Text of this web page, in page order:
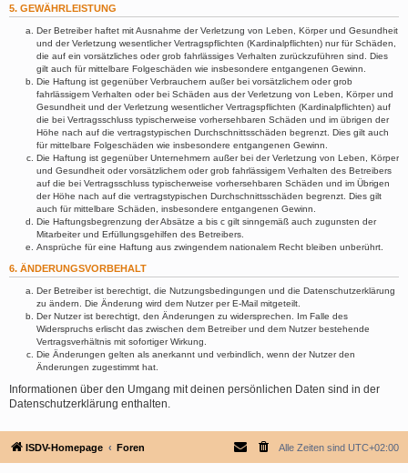
5. GEWÄHRLEISTUNG
Der Betreiber haftet mit Ausnahme der Verletzung von Leben, Körper und Gesundheit
und der Verletzung wesentlicher Vertragspflichten (Kardinalpflichten) nur für Schäden,
die auf ein vorsätzliches oder grob fahrlässiges Verhalten zurückzuführen sind. Dies
gilt auch für mittelbare Folgeschäden wie insbesondere entgangenen Gewinn.
Die Haftung ist gegenüber Verbrauchern außer bei vorsätzlichem oder grob
fahrlässigem Verhalten oder bei Schäden aus der Verletzung von Leben, Körper und
Gesundheit und der Verletzung wesentlicher Vertragspflichten (Kardinalpflichten) auf
die bei Vertragsschluss typischerweise vorhersehbaren Schäden und im übrigen der
Höhe nach auf die vertragstypischen Durchschnittsschäden begrenzt. Dies gilt auch
für mittelbare Folgeschäden wie insbesondere entgangenen Gewinn.
Die Haftung ist gegenüber Unternehmern außer bei der Verletzung von Leben, Körper
und Gesundheit oder vorsätzlichem oder grob fahrlässigem Verhalten des Betreibers
auf die bei Vertragsschluss typischerweise vorhersehbaren Schäden und im Übrigen
der Höhe nach auf die vertragstypischen Durchschnittsschäden begrenzt. Dies gilt
auch für mittelbare Schäden, insbesondere entgangenen Gewinn.
Die Haftungsbegrenzung der Absätze a bis c gilt sinngemäß auch zugunsten der
Mitarbeiter und Erfüllungsgehilfen des Betreibers.
Ansprüche für eine Haftung aus zwingendem nationalem Recht bleiben unberührt.
6. ÄNDERUNGSVORBEHALT
Der Betreiber ist berechtigt, die Nutzungsbedingungen und die Datenschutzerklärung
zu ändern. Die Änderung wird dem Nutzer per E-Mail mitgeteilt.
Der Nutzer ist berechtigt, den Änderungen zu widersprechen. Im Falle des
Widerspruchs erlischt das zwischen dem Betreiber und dem Nutzer bestehende
Vertragsverhältnis mit sofortiger Wirkung.
Die Änderungen gelten als anerkannt und verbindlich, wenn der Nutzer den
Änderungen zugestimmt hat.
Informationen über den Umgang mit deinen persönlichen Daten sind in der
Datenschutzerklärung enthalten.
ISDV-Homepage Foren Alle Zeiten sind UTC+02:00